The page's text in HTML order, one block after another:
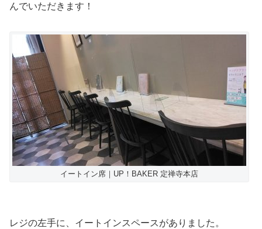
んでいただきます！
イートイン席｜UP！BAKER 定禅寺本店
レジの左手に、イートインスペースがありました。